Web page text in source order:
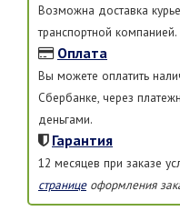
Возможна доставка
транспортной компанией.
Оплата
Вы можете оплатить
Сбербанке, через
деньгами.
Гарантия
12 месяцев при заказе
страницеоформления